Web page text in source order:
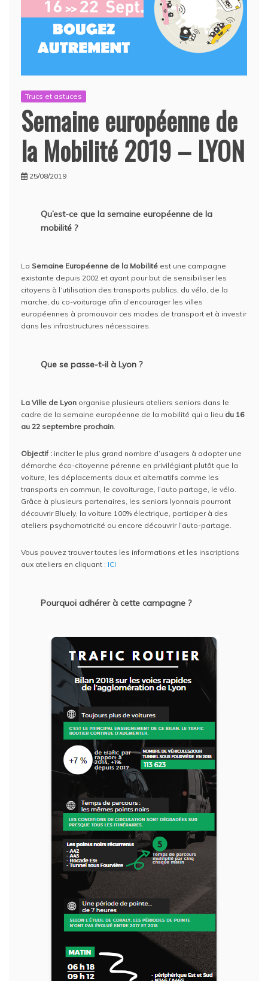
Trucs et astuces
Semaine européenne de
la Mobilité 2019 – LYON
25/08/2019
Qu’est-ce que la semaine européenne de la
mobilité ?
La Semaine Européenne de la Mobilité est une campagne
existante depuis 2002 et ayant pour but de sensibiliser les
citoyens à l’utilisation des transports publics, du vélo, de la
marche, du co-voiturage afin d’encourager les villes
européennes à promouvoir ces modes de transport et à investir
dans les infrastructures nécessaires.
Que se passe-t-il à Lyon ?
La Ville de Lyon organise plusieurs ateliers seniors dans le
cadre de la semaine européenne de la mobilité qui a lieu du 16
au 22 septembre prochain.
Objectif : inciter le plus grand nombre d’usagers à adopter une
démarche éco-citoyenne pérenne en privilégiant plutôt que la
voiture, les déplacements doux et alternatifs comme les
transports en commun, le covoiturage, l’auto partage, le vélo.
Grâce à plusieurs partenaires, les seniors lyonnais pourront
découvrir Bluely, la voiture 100% électrique, participer à des
ateliers psychomotricité ou encore découvrir l’auto-partage.
Vous pouvez trouver toutes les informations et les inscriptions
aux ateliers en cliquant : ICI
Pourquoi adhérer à cette campagne ?